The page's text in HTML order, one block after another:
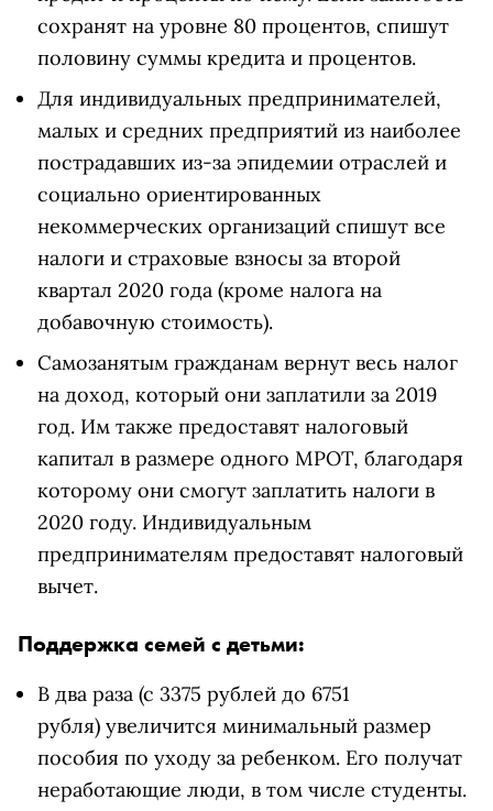
сохранят на уровне 80 процентов, спишут
половину суммы кредита и процентов.
Для индивидуальных предпринимателей,
малых и средних предприятий из наиболее
пострадавших из-за эпидемии отраслей и
социально ориентированных
некоммерческих организаций спишут все
налоги и страховые взносы за второй
квартал 2020 года (кроме налога на
добавочную стоимость).
Самозанятым гражданам вернут весь налог
на доход, который они заплатили за 2019
год. Им также предоставят налоговый
капитал в размере одного МРОТ, благодаря
которому они смогут заплатить налоги в
2020 году. Индивидуальным
предпринимателям предоставят налоговый
вычет.
Поддержка семей с детьми:
В два раза (с 3375 рублей до 6751
рубля) увеличится минимальный размер
пособия по уходу за ребенком. Его получат
неработающие люди, в том числе студенты.